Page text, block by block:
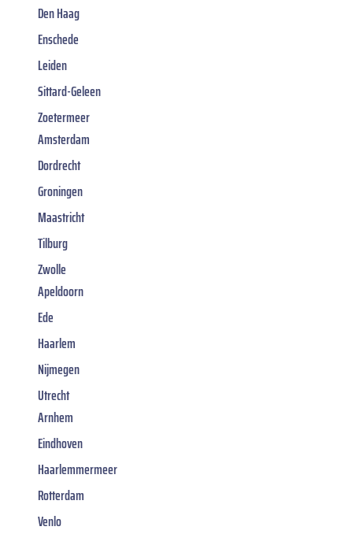
Den Haag
Enschede
Leiden
Sittard-Geleen
Zoetermeer
Amsterdam
Dordrecht
Groningen
Maastricht
Tilburg
Zwolle
Apeldoorn
Ede
Haarlem
Nijmegen
Utrecht
Arnhem
Eindhoven
Haarlemmermeer
Rotterdam
Venlo